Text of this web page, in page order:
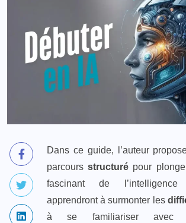
Dans ce guide, l’auteur
parcoursstructuré pour
fascinant de
apprendront à surmonter les
à se familiariser